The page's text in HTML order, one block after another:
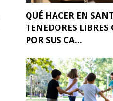
QUÉ HACER EN
TENEDORES LIBRES
POR SUS CA...